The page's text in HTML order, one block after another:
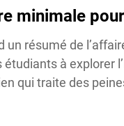
minimale
résumé de
à explorer
qui traite des
!
découvrir le nouveau
lancé en version
de nouvelles
Si vous voyez